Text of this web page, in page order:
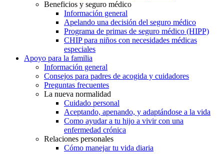
Beneficios y seguro médico
Información general
Apelando una decisión del seguro médico
Programa de primas de seguro médico (HIPP)
CHIP para niños con necesidades médicas
especiales
Apoyo para la familia
Información general
Consejos para padres de acogida y cuidadores
Preguntas frecuentes
La nueva normalidad
Cuidado personal
Aceptando, apenando, y adaptándose a la vida
Como ayudar a tu hijo a vivir con una
enfermedad crónica
Relaciones personales
Cómo manejar tu vida diaria